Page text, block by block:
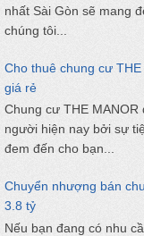
nhất Sài Gòn sẽ mang
chúng tôi...
Cho thuê chung cư
giá rẻ
Chung cư THE
người hiện nay bởi sự
đem đến cho bạn...
Chuyển nhượng bán
3.8 tỷ
Nếu bạn đang có nhu